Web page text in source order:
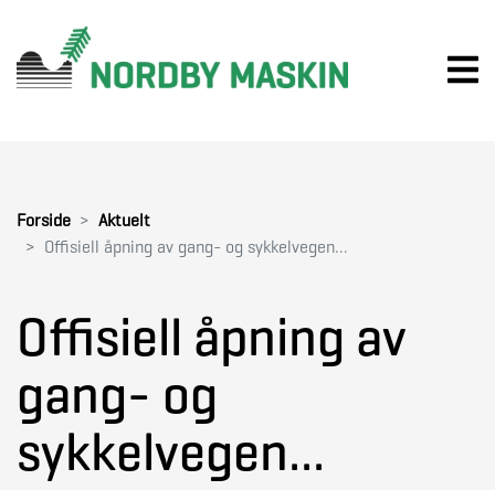
Forside
Aktuelt
Offisiell åpning av gang- og sykkelvegen...
Offisiell åpning av
gang- og
sykkelvegen...